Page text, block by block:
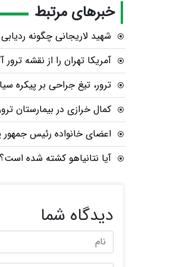
خبرهای مرتبط
شهید لاریجانی چگونه
آمریکا تهران را از نقشه ترور
ترور، تیغ جراحی بر پیکره
کمال خرازی در بیمارستان
اعضای خانواده رئیس
آیا نتانیاهو کشته شده است؟
دیدگاه شما